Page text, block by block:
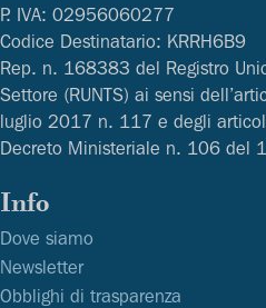
P. IVA: 02956060277
Codice Destinatario: KRRH6B9
Rep. n. 168383 del Registro
Settore (RUNTS) ai sensi
luglio 2017 n. 117 e degli
Decreto Ministeriale n. 106 del
Info
Dove siamo
Newsletter
Obblighi di trasparenza